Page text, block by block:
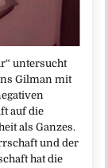
untersucht
Gilman mit
auf die
als Ganzes.
und der
hat die